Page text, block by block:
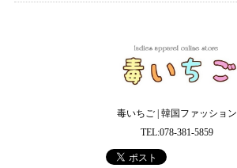
毒いちご | 韓国ファッション
TEL:078-381-5859